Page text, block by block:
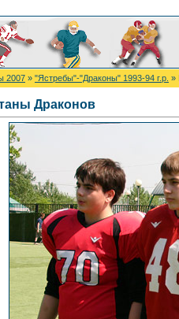
2007 » "Ястребы"-"Драконы" 1993-94 г.р. »
Драконов